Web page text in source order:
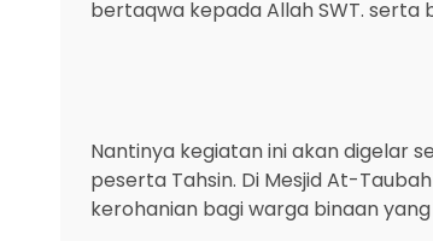
bertaqwa kepada Allah SWT. serta
Nantinya kegiatan ini akan digelar
peserta Tahsin. Di Mesjid At-
kerohanian bagi warga binaan